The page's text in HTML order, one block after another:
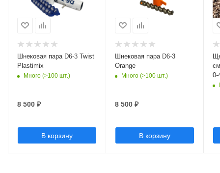
Шнековая пара D6-3 Twist
Plastimix
Много (>100 шт.)
8 500 ₽
В корзину
Шнековая пара D6-3
Orange
Много (>100 шт.)
8 500 ₽
В корзину
0-